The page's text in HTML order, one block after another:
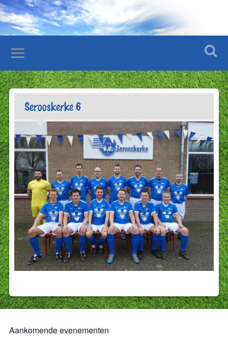
Serooskerke 6
Aankomende evenementen